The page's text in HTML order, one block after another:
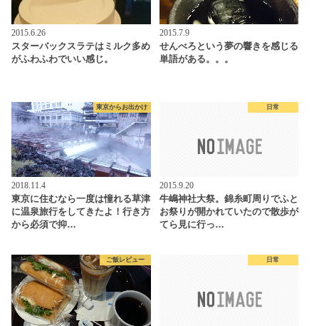
2015.6.26
スターバックスラテはミルク多め
がふわふわでいい感じ。
2015.7.9
せんべろという夢の響きを感じる
単語がある。。。
東京からお出かけ
2018.11.4
東京に住むなら一度は憧れる草津
に温泉旅行をしてきたよ！行き方
から必須で抑…
日常
2015.9.20
牛嶋神社大祭。錦糸町周りでふと
お祭りが開かれていたので散歩が
てら見に行っ…
ご飯レビュー 日常